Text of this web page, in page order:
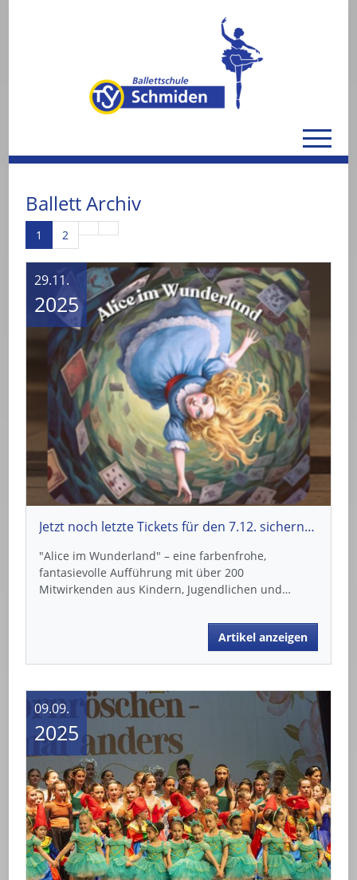
Ballett Archiv
1 2
Jetzt noch letzte Tickets für den 7.12. sichern: "Alice im Wunderland"
"Alice im Wunderland" – eine farbenfrohe,
fantasievolle Aufführung mit über 200
Mitwirkenden aus Kindern, Jugendlichen und…
Artikel anzeigen
29.11.
2025
09.09.
2025